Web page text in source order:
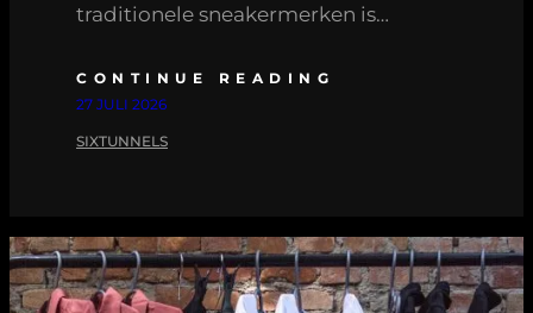
traditionele sneakermerken is…
CONTINUE READING
27 JULI 2026
SIXTUNNELS